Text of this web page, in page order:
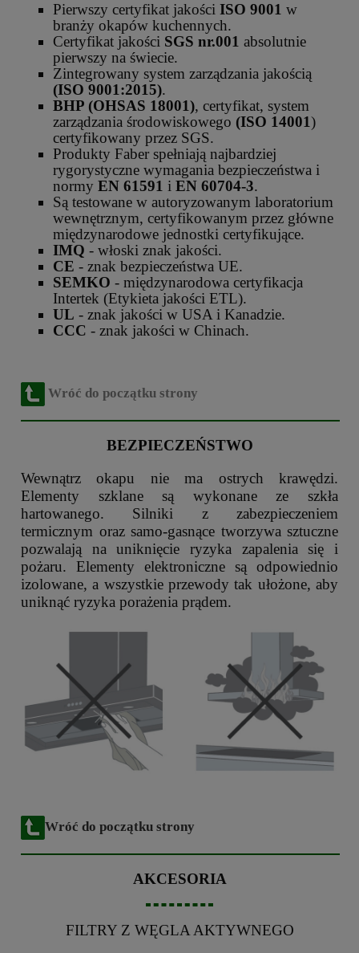
Pierwszy certyfikat jakości ISO 9001 w
branży okapów kuchennych.
Certyfikat jakości SGS nr.001 absolutnie
pierwszy na świecie.
Zintegrowany system zarządzania jakością
(ISO 9001:2015).
BHP (OHSAS 18001), certyfikat, system
zarządzania środowiskowego (ISO 14001)
certyfikowany przez SGS.
Produkty Faber spełniają najbardziej
rygorystyczne wymagania bezpieczeństwa i
normy EN 61591 i EN 60704-3.
Są testowane w autoryzowanym laboratorium
wewnętrznym, certyfikowanym przez główne
międzynarodowe jednostki certyfikujące.
IMQ - włoski znak jakości.
CE - znak bezpieczeństwa UE.
SEMKO - międzynarodowa certyfikacja
Intertek (Etykieta jakości ETL).
UL - znak jakości w USA i Kanadzie.
CCC - znak jakości w Chinach.
Wróć do początku strony
BEZPIECZEŃSTWO
Wewnątrz okapu nie ma ostrych krawędzi.
Elementy szklane są wykonane ze szkła
hartowanego. Silniki z zabezpieczeniem
termicznym oraz samo-gasnące tworzywa sztuczne
pozwalają na uniknięcie ryzyka zapalenia się i
pożaru. Elementy elektroniczne są odpowiednio
izolowane, a wszystkie przewody tak ułożone, aby
uniknąć ryzyka porażenia prądem.
Wróć do początku strony
AKCESORIA
FILTRY Z WĘGLA AKTYWNEGO